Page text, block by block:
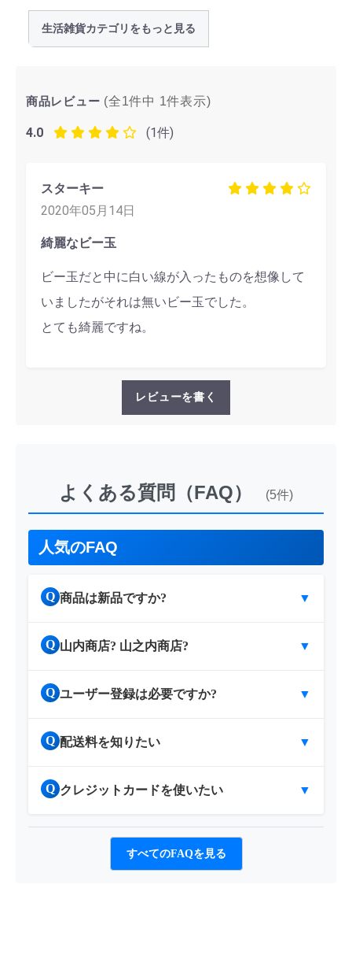
生活雑貨カテゴリをもっと見る
商品レビュー (全1件中 1件表示)
4.0 (1件)
スターキー
2020年05月14日
綺麗なビー玉
ビー玉だと中に白い線が入ったものを想像して
いましたがそれは無いビー玉でした。
とても綺麗ですね。
レビューを書く
よくある質問（FAQ） (5件)
人気のFAQ
Q 商品は新品ですか? ▼
Q 山内商店? 山之内商店? ▼
Q ユーザー登録は必要ですか? ▼
Q 配送料を知りたい ▼
Q クレジットカードを使いたい ▼
すべてのFAQを見る